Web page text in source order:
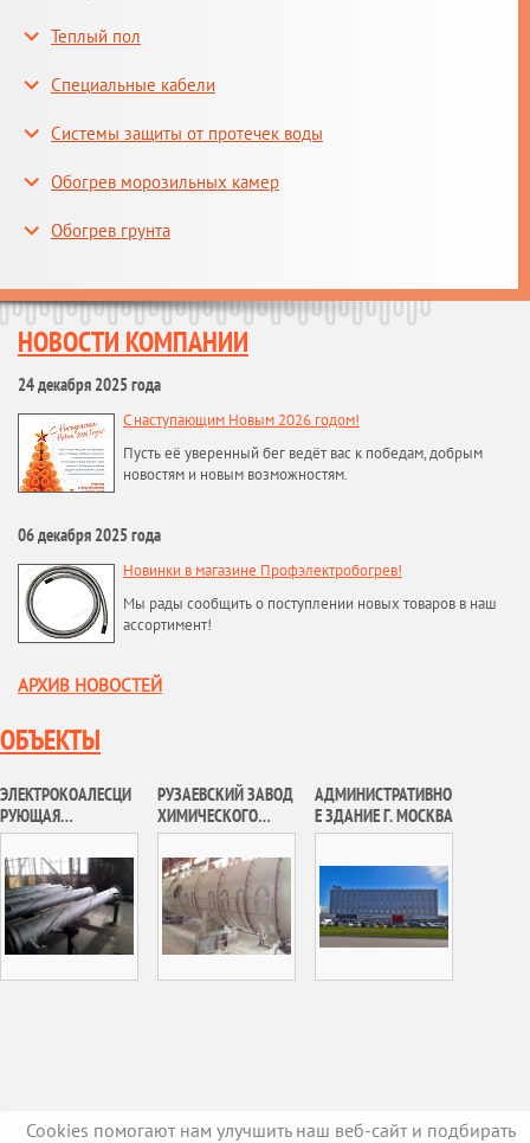
Теплый пол
Специальные кабели
Системы защиты от протечек воды
Обогрев морозильных камер
Обогрев грунта
НОВОСТИ КОМПАНИИ
24 декабря 2025 года
С наступающим Новым 2026 годом!
Пусть её уверенный бег ведёт вас к победам, добрым
новостям и новым возможностям.
06 декабря 2025 года
Новинки в магазине Профэлектробогрев!
Мы рады сообщить о поступлении новых товаров в наш
ассортимент!
АРХИВ НОВОСТЕЙ
ОБЪЕКТЫ
ЭЛЕКТРОКОАЛЕСЦИ
РУЮЩАЯ
УСТАНОВКА
ТАГУЛЬСКОГО
МЕСТОРОЖДЕНИЯ
РУЗАЕВСКИЙ ЗАВОД
ХИМИЧЕСКОГО
МАШИНОСТРОЕНИЯ,
АО «РУЗХИММАШ»
АДМИНИСТРАТИВНО
Е ЗДАНИЕ Г. МОСКВА
Cookies помогают нам улучшить наш веб-сайт и подбирать